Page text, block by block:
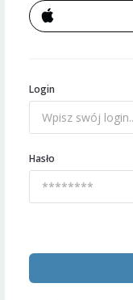
Login
Hasło